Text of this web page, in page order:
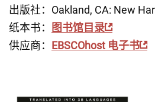
出版社：Oakland, CA: New
纸本书： 图书馆目录
供应商： EBSCOhost 电子书